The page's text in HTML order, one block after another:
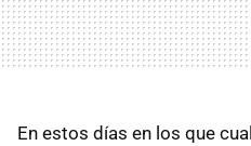
En estos días en los que